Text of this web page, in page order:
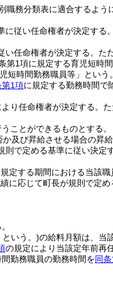
職務分類表に適合するよう
従い任命権者が決定する。
任命権者が決定する。 た
第1項に規定する育児短時
短時間勤務職員等」という
第1項に規定する勤務時間で
り任命権者が決定する。
ことができるものとする。
及び昇給させる場合の昇給
で定める基準に従い決定
定する期間における当該
に応じて町長が規則で定
いう。)の給料月額は、当
の規定により当該定年前再
勤務職員の勤務時間を同